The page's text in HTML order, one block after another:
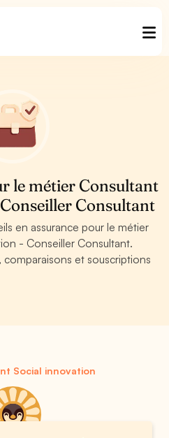
le métier Consultant
Consultant
en assurance pour le métier
- Conseiller Consultant.
et souscriptions
Social innovation